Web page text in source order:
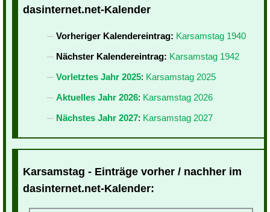
dasinternet.net-Kalender
Vorheriger Kalendereintrag: Karsamstag 1940
Nächster Kalendereintrag: Karsamstag 1942
Vorletztes Jahr 2025: Karsamstag 2025
Aktuelles Jahr 2026: Karsamstag 2026
Nächstes Jahr 2027: Karsamstag 2027
Karsamstag - Einträge vorher / nachher im
dasinternet.net-Kalender: